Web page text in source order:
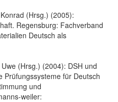
(Hrsg.) (2005):
Regensburg: Fachverband
Deutsch als
(Hrsg.) (2004): DSH und
Prüfungssysteme für Deutsch
und
weiler: